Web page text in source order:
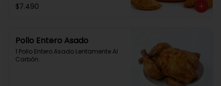
$7.490
Pollo Entero Asado
1 Pollo Entero Asado Lentamente Al
Carbón.